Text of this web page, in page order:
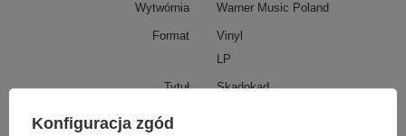
Wytwórnia Warner Music Poland
Format
Vinyl
LP
Tytuł Skadokad
Wykonawca
Konfiguracja zgód